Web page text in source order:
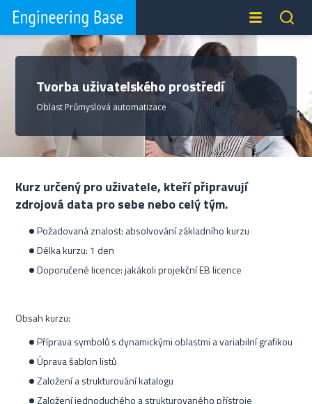
Tvorba uživatelského prostředí
Oblast Průmyslová automatizace
Kurz určený pro uživatele, kteří připravují
zdrojová data pro sebe nebo celý tým.
Požadovaná znalost: absolvování základního kurzu
Délka kurzu: 1 den
Doporučené licence: jakákoli projekční EB licence
Obsah kurzu:
Příprava symbolů s dynamickými oblastmi a variabilní grafikou
Úprava šablon listů
Založení a strukturování katalogu
Založení jednoduchého a strukturovaného přístroje